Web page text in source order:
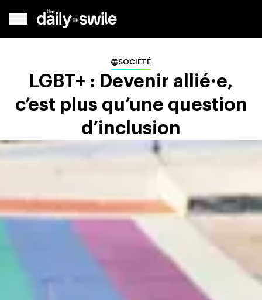
SOCIÉTÉ
LGBT+ : Devenir allié·e,
c’est plus qu’une question
d’inclusion